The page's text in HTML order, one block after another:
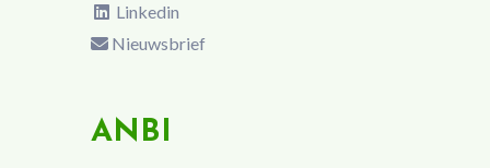
Linkedin
Nieuwsbrief
ANBI